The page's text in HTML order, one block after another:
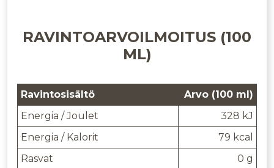
RAVINTOARVOILMOITUS (100
ML)
Ravintosisältö
Arvo (100 ml)
Energia / Joulet
328 kJ
Energia / Kalorit
79 kcal
Rasvat
0 g